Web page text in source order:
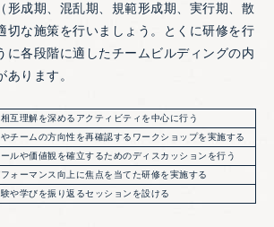
形成期、混乱期、規範形成期、実行期、散
切な施策を行いましょう。とくに研修を行
に各段階に適したチームビルディングの内
ります。
相互理解を深めるアクティビティを中心に行う
チームの方向性を再確認するワークショップを実施する
ルや価値観を確立するためのディスカッションを行う
ォーマンス向上に焦点を当てた研修を実施する
や学びを振り返るセッションを設ける